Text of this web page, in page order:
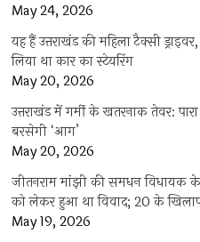
May 24, 2026
यह हैं उत्तराखंड की महिला टैक्सी
लिया था कार का स्टेयरिंग
May 20, 2026
उत्तराखंड में गर्मी के खतरनाक तेवर:
बरसेगी ‘आग’
May 20, 2026
जीतनराम मांझी की समधन विधायक
को लेकर हुआ था विवाद; 20 के
May 19, 2026